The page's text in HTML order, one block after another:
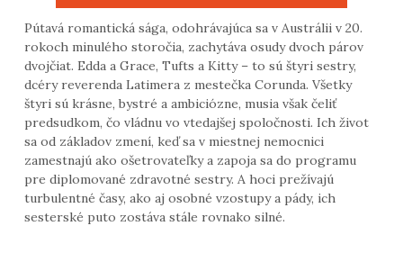
Pútavá romantická sága, odohrávajúca sa v Austrálii v 20.
rokoch minulého storočia, zachytáva osudy dvoch párov
dvojčiat. Edda a Grace, Tufts a Kitty – to sú štyri sestry,
dcéry reverenda Latimera z mestečka Corunda. Všetky
štyri sú krásne, bystré a ambiciózne, musia však čeliť
predsudkom, čo vládnu vo vtedajšej spoločnosti. Ich život
sa od základov zmení, keď sa v miestnej nemocnici
zamestnajú ako ošetrovateľky a zapoja sa do programu
pre diplomované zdravotné sestry. A hoci prežívajú
turbulentné časy, ako aj osobné vzostupy a pády, ich
sesterské puto zostáva stále rovnako silné.